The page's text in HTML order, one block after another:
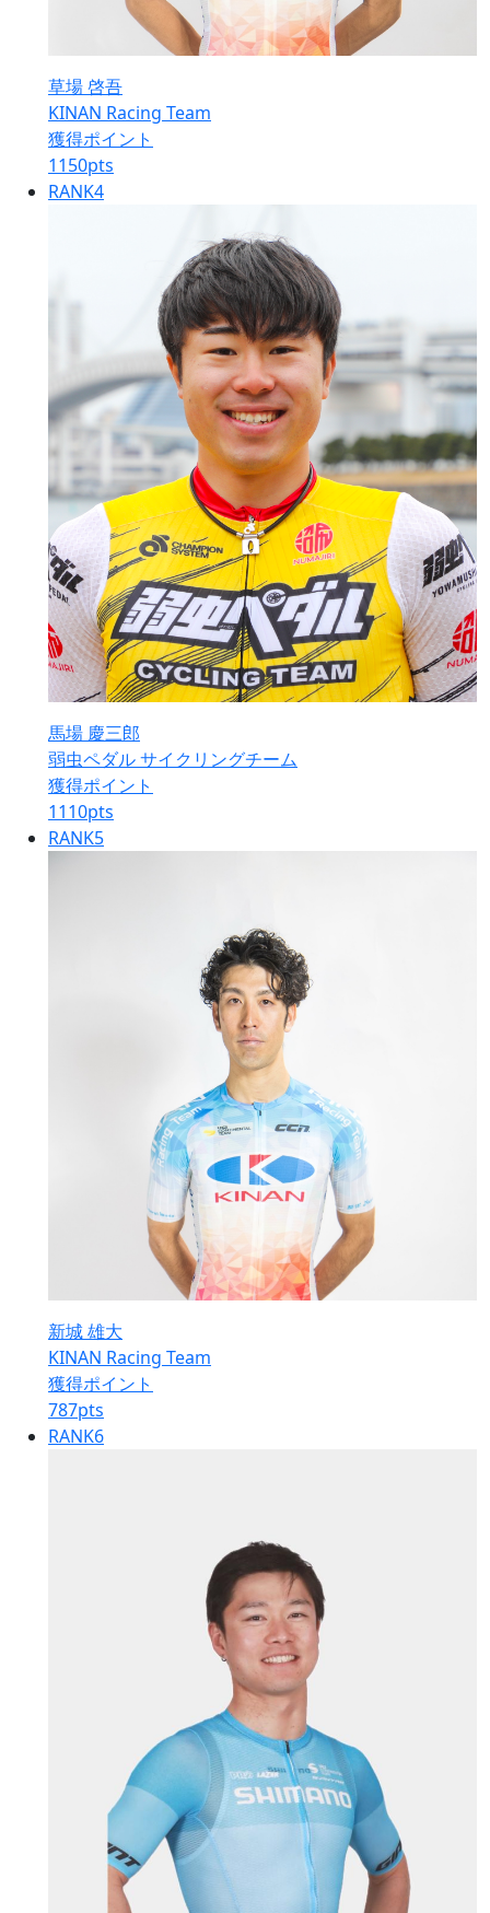
草場 啓吾
KINAN Racing Team
獲得ポイント
1150pts
RANK4
馬場 慶三郎
弱虫ペダル サイクリングチーム
獲得ポイント
1110pts
RANK5
新城 雄大
KINAN Racing Team
獲得ポイント
787pts
RANK6